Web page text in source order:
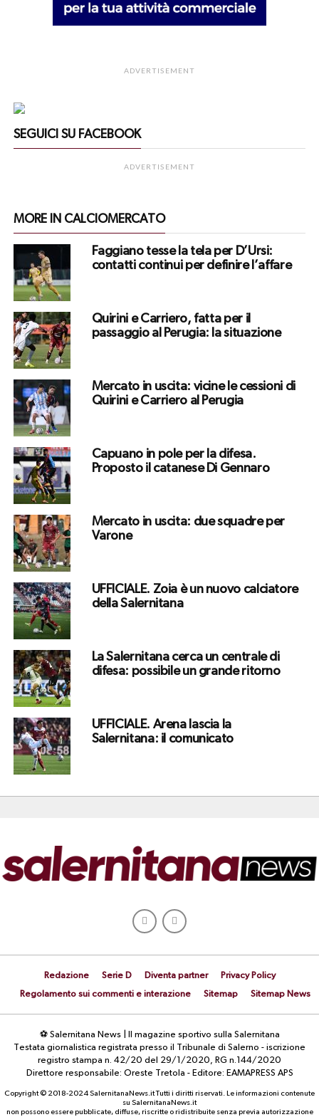
ADVERTISEMENT
SEGUICI SU FACEBOOK
ADVERTISEMENT
MORE IN CALCIOMERCATO
Faggiano tesse la tela per D’Ursi:
contatti continui per definire l’affare
Quirini e Carriero, fatta per il
passaggio al Perugia: la situazione
Mercato in uscita: vicine le cessioni di
Quirini e Carriero al Perugia
Capuano in pole per la difesa.
Proposto il catanese Di Gennaro
Mercato in uscita: due squadre per
Varone
UFFICIALE. Zoia è un nuovo calciatore
della Salernitana
La Salernitana cerca un centrale di
difesa: possibile un grande ritorno
UFFICIALE. Arena lascia la
Salernitana: il comunicato
Redazione Serie D Diventa partner
Privacy Policy
Regolamento sui commenti e interazione
Sitemap Sitemap News
⚽ Salernitana News | Il magazine sportivo sulla Salernitana
Testata giornalistica registrata presso il Tribunale di Salerno - iscrizione
registro stampa n. 42/20 del 29/1/2020, RG n.144/2020
Direttore responsabile: Oreste Tretola - Editore: EAMAPRESS APS
Copyright © 2018-2024 SalernitanaNews.it Tutti i diritti riservati. Le informazioni contenute
su SalernitanaNews.it
non possono essere pubblicate, diffuse, riscritte o ridistribuite senza previa autorizzazione